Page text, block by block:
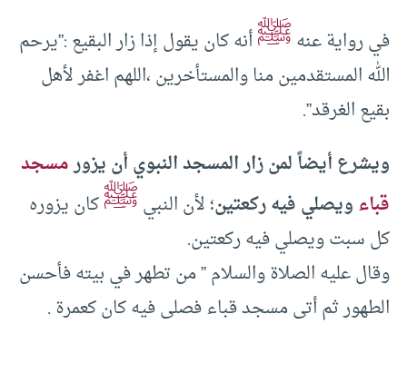
في رواية عنهﷺأنه كان يقول إذا زار البقيع :”يرحم
الله المستقدمين منا والمستأخرين ،اللهم اغفر لأهل
بقيع الغرقد”.
ويشرع أيضاً لمن زار المسجد النبوي أن يزورمسجد
قباءويصلي فيه ركعتين؛ لأن النبيﷺكان يزوره
كل سبت ويصلي فيه ركعتين.
وقال عليه الصلاة والسلام ” من تطهر في بيته فأحسن
الطهور ثم أتى مسجد قباء فصلى فيه كان كعمرة .